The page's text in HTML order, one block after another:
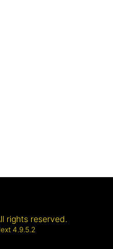
rights reserved.
4.9.5.2